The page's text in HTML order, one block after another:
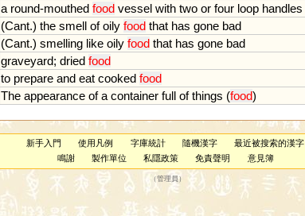
a round-mouthed food vessel with two or four loop handles
(Cant.) the smell of oily food that has gone bad
(Cant.) smelling like oily food that has gone bad
graveyard; dried food
to prepare and eat cooked food
The appearance of a container full of things (food)
新手入門 使用凡例 字庫統計 隨機漢字
最近被搜索的漢字
鳴謝
製作單位 私隱政策 免責聲明 意見簿
（管理員）